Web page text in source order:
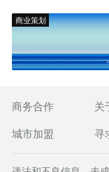
商业策划
商务合作 关
城市加盟
寻